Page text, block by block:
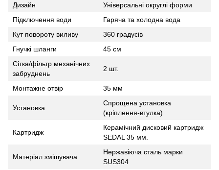
Дизайн
Універсальні округлі форми
Підключення води
Гаряча та холодна вода
Кут повороту виливу
360 градусів
Гнучкі шланги
45 см
Сітка/фільтр механічних
забруднень
2 шт.
Монтажне отвір 35 мм
Установка
Спрощена установка
(кріплення-втулка)
Картридж
Керамічний дисковий картридж
SEDAL 35 мм.
Матеріал змішувача
Нержавіюча сталь марки
SUS304